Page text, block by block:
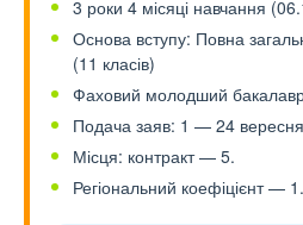
3 роки 4 місяці навчання
Основа вступу: Повна
(11 класів)
Фаховий молодший
Подача заяв: 1 — 24
Місця: контракт — 5.
Регіональний коефіцієнт — 1.